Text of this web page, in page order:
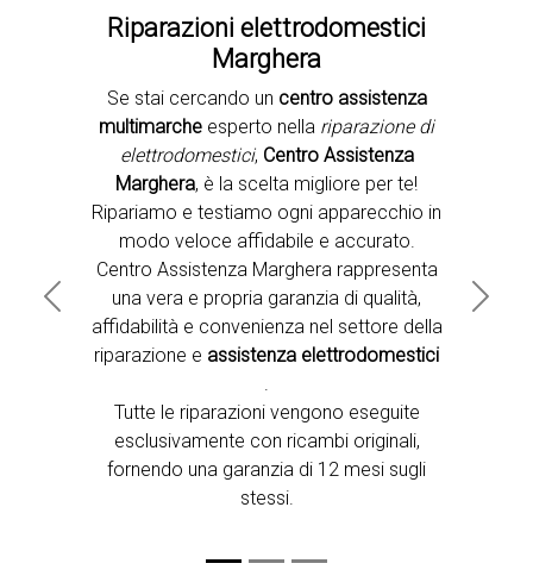
Second slide
Riparazioni elettrodomestici
Marghera
Se stai cercando un centro assistenza
multimarche esperto nella riparazione di
elettrodomestici, Centro Assistenza
Marghera, è la scelta migliore per te!
Ripariamo e testiamo ogni apparecchio in
modo veloce affidabile e accurato.
Centro Assistenza Marghera rappresenta
una vera e propria garanzia di qualità,
affidabilità e convenienza nel settore della
riparazione e assistenza elettrodomestici
.
Tutte le riparazioni vengono eseguite
esclusivamente con ricambi originali,
fornendo una garanzia di 12 mesi sugli
stessi.
Previous Next